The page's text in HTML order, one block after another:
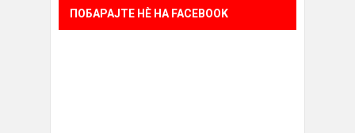
ПОБАРАЈТЕ НÈ НА FACEBOOK